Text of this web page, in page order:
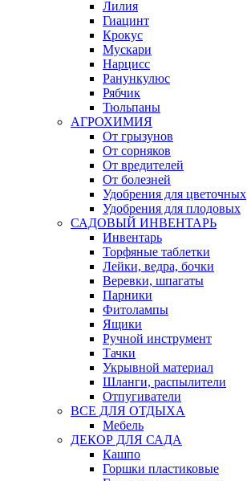
Лилия
Гиацинт
Крокус
Мускари
Нарцисс
Ранункулюс
Рябчик
Тюльпаны
АГРОХИМИЯ
От грызунов
От сорняков
От вредителей
От болезней
Удобрения для цветочных
Удобрения для плодовых
САДОВЫЙ ИНВЕНТАРЬ
Инвентарь
Торфяные таблетки
Лейки, ведра, бочки
Веревки, шпагаты
Парники
Фитолампы
Ящики
Ручной инструмент
Тачки
Укрывной материал
Шланги, распылители
Отпугиватели
ВСЕ ДЛЯ ОТДЫХА
Мебель
ДЕКОР ДЛЯ САДА
Кашпо
Горшки пластиковые